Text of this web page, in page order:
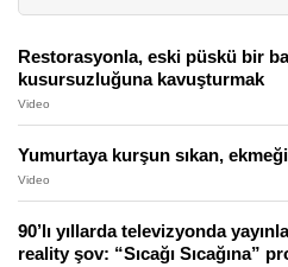
Restorasyonla, eski püskü bir
kusursuzluğuna kavuşturmak
Video
Yumurtaya kurşun sıkan,
Video
90’lı yıllarda televizyonda
reality şov: “Sıcağı Sıcağına”